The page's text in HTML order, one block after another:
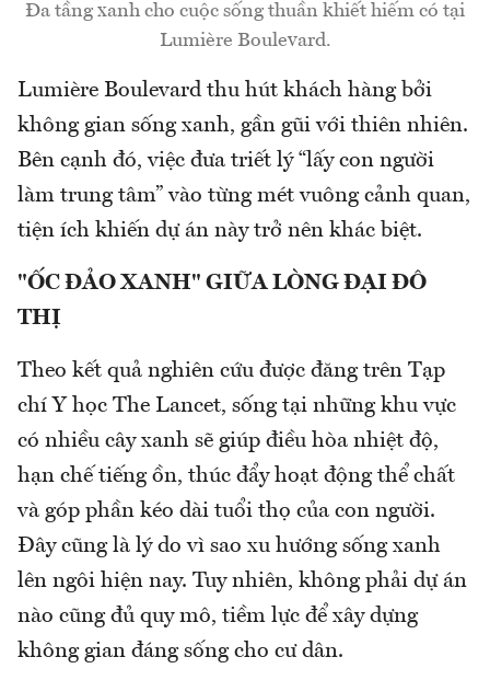
Đa tầng xanh cho cuộc sống thuần khiết hiếm có tại
Lumière Boulevard.
Lumière Boulevard thu hút khách hàng bởi
không gian sống xanh, gần gũi với thiên nhiên.
Bên cạnh đó, việc đưa triết lý “lấy con người
làm trung tâm” vào từng mét vuông cảnh quan,
tiện ích khiến dự án này trở nên khác biệt.
"ỐC ĐẢO XANH" GIỮA LÒNG ĐẠI ĐÔ
THỊ
Theo kết quả nghiên cứu được đăng trên Tạp
chí Y học The Lancet, sống tại những khu vực
có nhiều cây xanh sẽ giúp điều hòa nhiệt độ,
hạn chế tiếng ồn, thúc đẩy hoạt động thể chất
và góp phần kéo dài tuổi thọ của con người.
Đây cũng là lý do vì sao xu hướng sống xanh
lên ngôi hiện nay. Tuy nhiên, không phải dự án
nào cũng đủ quy mô, tiềm lực để xây dựng
không gian đáng sống cho cư dân.